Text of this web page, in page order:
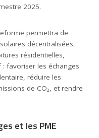
2025.
permettra de
décentralisées,
résidentielles,
favoriser les échanges
réduire les
de CO₂, et rendre
et les PME